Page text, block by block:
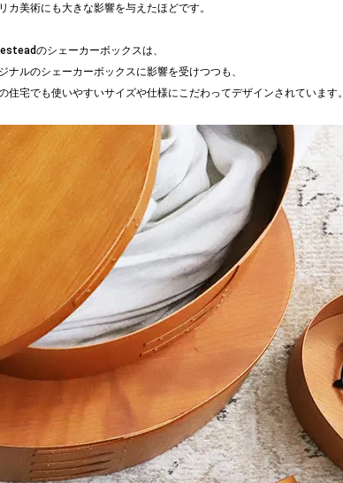
カ美術にも大きな影響を与えたほどです。
のシェーカーボックスは、
ナルのシェーカーボックスに影響を受けつつも、
住宅でも使いやすいサイズや仕様にこだわってデザインされています。